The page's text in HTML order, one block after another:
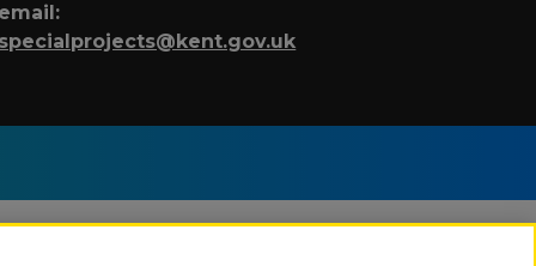
email:
specialprojects@kent.gov.uk